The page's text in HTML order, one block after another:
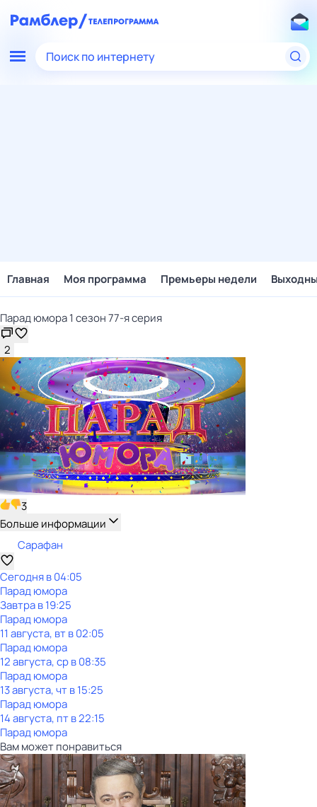
Поиск по интернету
Главная Моя программа Премьеры недели
Парад юмора 1 сезон 77-я серия
2
3
Больше информации
Сарафан
Сегодня в 04:05
Парад юмора
Завтра в 19:25
Парад юмора
11 августа, вт в 02:05
Парад юмора
12 августа, ср в 08:35
Парад юмора
13 августа, чт в 15:25
Парад юмора
14 августа, пт в 22:15
Парад юмора
Вам может понравиться